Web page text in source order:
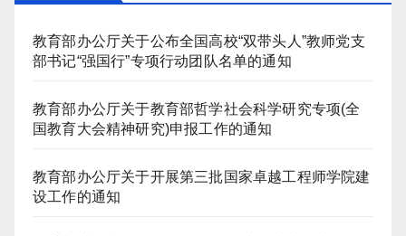
教育部办公厅关于公布全国高校“双带头人”教师党支
部书记“强国行”专项行动团队名单的通知
教育部办公厅关于教育部哲学社会科学研究专项(全
国教育大会精神研究)申报工作的通知
教育部办公厅关于开展第三批国家卓越工程师学院建
设工作的通知